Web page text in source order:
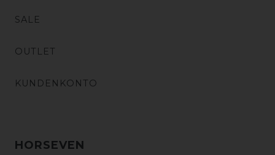
SALE
OUTLET
KUNDENKONTO
HORSEVEN